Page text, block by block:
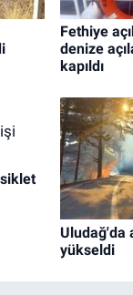
Fethiye
denize
kapıldı
Uludağ'da
yükseldi